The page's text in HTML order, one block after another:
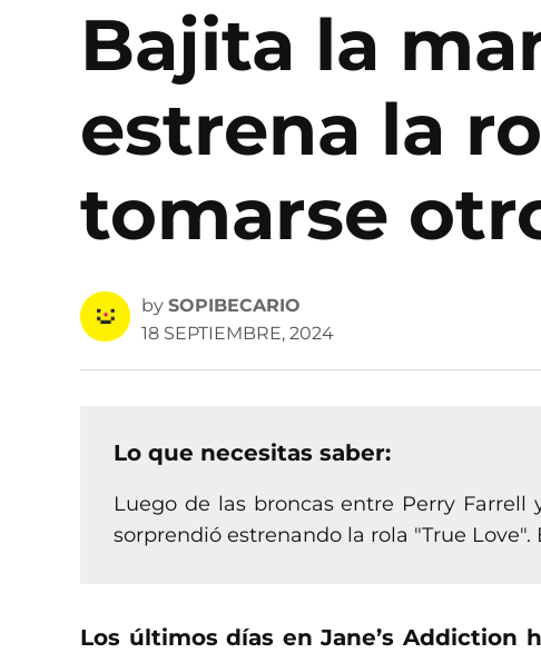
Bajita la
estrena la
tomarse
by SOPIBECARIO
18 SEPTIEMBRE, 2024
Lo que necesitas saber:
Luego de las broncas entre Perry Farrell
sorprendió estrenando la rola "True Love".
Los últimos días en Jane’s Addiction